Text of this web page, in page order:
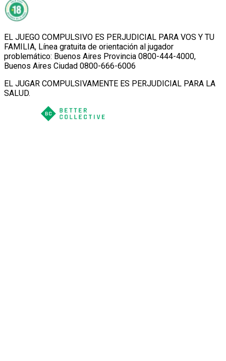
EL JUEGO COMPULSIVO ES PERJUDICIAL PARA VOS Y TU
FAMILIA, Línea gratuita de orientación al jugador
problemático: Buenos Aires Provincia 0800-444-4000,
Buenos Aires Ciudad 0800-666-6006
EL JUGAR COMPULSIVAMENTE ES PERJUDICIAL PARA LA
SALUD.